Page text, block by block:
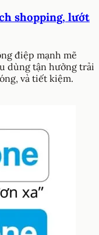
shopping, lướt
điệp mạnh mẽ
dùng tận hưởng trải
và tiết kiệm.